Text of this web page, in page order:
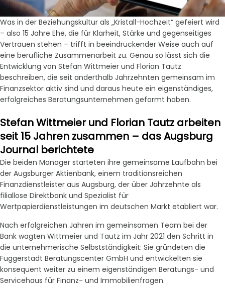
Was in der Beziehungskultur als „Kristall-Hochzeit“ gefeiert wird
– also 15 Jahre Ehe, die für Klarheit, Stärke und gegenseitiges
Vertrauen stehen – trifft in beeindruckender Weise auch auf
eine berufliche Zusammenarbeit zu. Genau so lässt sich die
Entwicklung von Stefan Wittmeier und Florian Tautz
beschreiben, die seit anderthalb Jahrzehnten gemeinsam im
Finanzsektor aktiv sind und daraus heute ein eigenständiges,
erfolgreiches Beratungsunternehmen geformt haben.
Stefan Wittmeier und Florian Tautz arbeiten
seit 15 Jahren zusammen – das Augsburg
Journal berichtete
Die beiden Manager starteten ihre gemeinsame Laufbahn bei
der Augsburger Aktienbank, einem traditionsreichen
Finanzdienstleister aus Augsburg, der über Jahrzehnte als
filiallose Direktbank und Spezialist für
Wertpapierdienstleistungen im deutschen Markt etabliert war.
Nach erfolgreichen Jahren im gemeinsamen Team bei der
Bank wagten Wittmeier und Tautz im Jahr 2021 den Schritt in
die unternehmerische Selbstständigkeit: Sie gründeten die
Fuggerstadt Beratungscenter GmbH und entwickelten sie
konsequent weiter zu einem eigenständigen Beratungs- und
Servicehaus für Finanz- und Immobilienfragen.